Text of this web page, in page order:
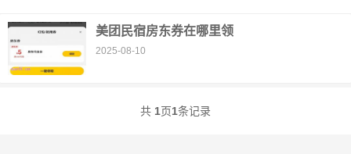
美团民宿房东券在哪里领
2025-08-10
共 1页1条记录